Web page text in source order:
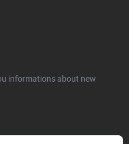
informations about new